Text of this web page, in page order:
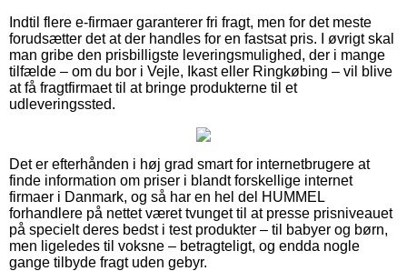
Indtil flere e-firmaer garanterer fri fragt, men for det meste
forudsætter det at der handles for en fastsat pris. I øvrigt skal
man gribe den prisbilligste leveringsmulighed, der i mange
tilfælde – om du bor i Vejle, Ikast eller Ringkøbing – vil blive
at få fragtfirmaet til at bringe produkterne til et
udleveringssted.
Det er efterhånden i høj grad smart for internetbrugere at
finde information om priser i blandt forskellige internet
firmaer i Danmark, og så har en hel del HUMMEL
forhandlere på nettet været tvunget til at presse prisniveauet
på specielt deres bedst i test produkter – til babyer og børn,
men ligeledes til voksne – betragteligt, og endda nogle
gange tilbyde fragt uden gebyr.